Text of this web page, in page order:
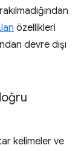
özellikleri
devre dışı
kelimeler ve